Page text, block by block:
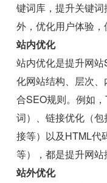
键词库，提升关键
外，优化用户体验，
站内优化
站内优化是提升网
化网站结构、层次
合SEO规则。例如
词）、链接优化（
接等）以及HTML代
等），都是提升网站
站外优化